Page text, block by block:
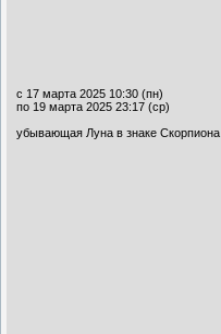
с 17 марта 2025 10:30 (пн)
по 19 марта 2025 23:17 (ср)
убывающая Луна в знаке Скорпиона